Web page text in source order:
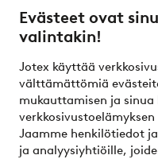
Evästeet ovat
valintakin!
Jotex käyttää
välttämättömiä
mukauttamisen ja sinua
Jaamme henkilötiedot
ja analyysiyhtiöille,
Ehdot
Ystävät
Turvalliset